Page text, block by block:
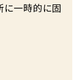
に一時的に固